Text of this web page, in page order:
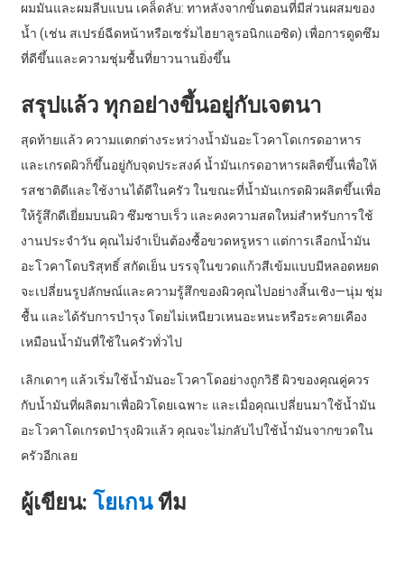
ผมมันและผมลีบแบน เคล็ดลับ: ทาหลังจากขั้นตอนที่มีส่วนผสมของ
น้ำ (เช่น สเปรย์ฉีดหน้าหรือเซรั่มไฮยาลูรอนิกแอซิด) เพื่อการดูดซึม
ที่ดีขึ้นและความชุ่มชื้นที่ยาวนานยิ่งขึ้น
สรุปแล้ว ทุกอย่างขึ้นอยู่กับเจตนา
สุดท้ายแล้ว ความแตกต่างระหว่างน้ำมันอะโวคาโดเกรดอาหาร
และเกรดผิวก็ขึ้นอยู่กับจุดประสงค์ น้ำมันเกรดอาหารผลิตขึ้นเพื่อให้
รสชาติดีและใช้งานได้ดีในครัว ในขณะที่น้ำมันเกรดผิวผลิตขึ้นเพื่อ
ให้รู้สึกดีเยี่ยมบนผิว ซึมซาบเร็ว และคงความสดใหม่สำหรับการใช้
งานประจำวัน คุณไม่จำเป็นต้องซื้อขวดหรูหรา แต่การเลือกน้ำมัน
อะโวคาโดบริสุทธิ์ สกัดเย็น บรรจุในขวดแก้วสีเข้มแบบมีหลอดหยด
จะเปลี่ยนรูปลักษณ์และความรู้สึกของผิวคุณไปอย่างสิ้นเชิง—นุ่ม ชุ่ม
ชื้น และได้รับการบำรุง โดยไม่เหนียวเหนอะหนะหรือระคายเคือง
เหมือนน้ำมันที่ใช้ในครัวทั่วไป
เลิกเดาๆ แล้วเริ่มใช้น้ำมันอะโวคาโดอย่างถูกวิธี ผิวของคุณคู่ควร
กับน้ำมันที่ผลิตมาเพื่อผิวโดยเฉพาะ และเมื่อคุณเปลี่ยนมาใช้น้ำมัน
อะโวคาโดเกรดบำรุงผิวแล้ว คุณจะไม่กลับไปใช้น้ำมันจากขวดใน
ครัวอีกเลย
ผู้เขียน: โยเกนทีม